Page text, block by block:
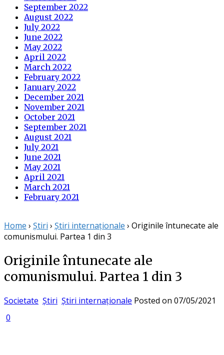
September 2022
August 2022
July 2022
June 2022
May 2022
April 2022
March 2022
February 2022
January 2022
December 2021
November 2021
October 2021
September 2021
August 2021
July 2021
June 2021
May 2021
April 2021
March 2021
February 2021
Home › Știri › Știri internaționale › Originile întunecate ale
comunismului. Partea 1 din 3
Originile întunecate ale
comunismului. Partea 1 din 3
Societate Știri Știri internaționale Posted on 07/05/2021
0